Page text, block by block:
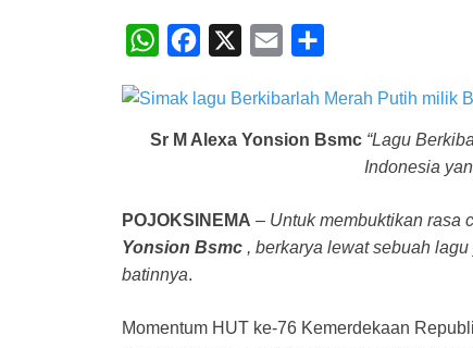
W
a
t
p
c
e
a
i
a
r
Sr M Alexa Yonsion Bsmc “Lagu
Indonesia
POJOKSINEMA – Untuk membuktikan rasa
Yonsion Bsmc , berkarya lewat sebuah
batinnya.
Momentum HUT ke-76 Kemerdekaan